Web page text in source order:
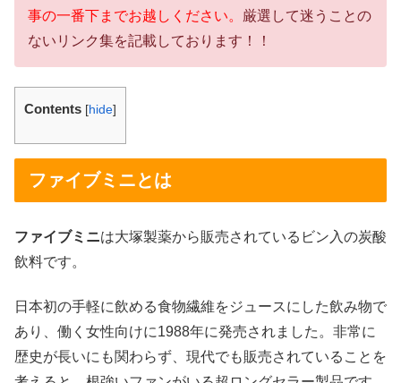
事の一番下までお越しください。 厳選して迷うことの
ないリンク集を記載しております！！
Contents [hide]
ファイブミニとは
ファイブミニは大塚製薬から販売されているビン入の炭酸
飲料です。
日本初の手軽に飲める食物繊維をジュースにした飲み物で
あり、働く女性向けに1988年に発売されました。非常に
歴史が長いにも関わらず、現代でも販売されていることを